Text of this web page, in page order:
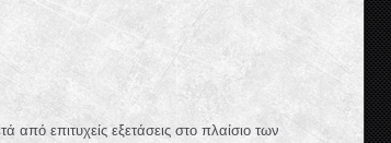
από επιτυχείς εξετάσεις στο πλαίσιο των